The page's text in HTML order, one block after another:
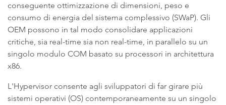
conseguente ottimizzazione di dimensioni, peso e
consumo di energia del sistema complessivo (SWaP). Gli
OEM possono in tal modo consolidare applicazioni
critiche, sia real-time sia non real-time, in parallelo su un
singolo modulo COM basato su processori in architettura
x86.
L'Hypervisor consente agli sviluppatori di far girare più
sistemi operativi (OS) contemporaneamente su un singolo